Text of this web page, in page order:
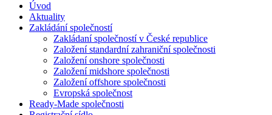
Úvod
Aktuality
Zakládání společností
Zakládaní společností v České republice
Založení standardní zahraniční společnosti
Založení onshore společnosti
Založení midshore společnosti
Založení offshore společnosti
Evropská společnost
Ready-Made společnosti